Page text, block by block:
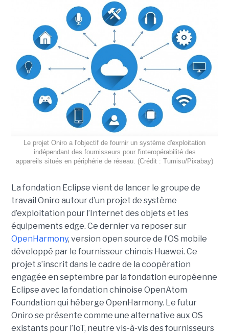
Le projet Oniro a l'objectif de fournir un système d'exploitation
indépendant des fournisseurs pour l'interopérabilité des
appareils situés en périphérie de réseau. (Crédit : Tumisu/Pixabay)
La fondation Eclipse vient de lancer le groupe de
travail Oniro autour d’un projet de système
d’exploitation pour l’Internet des objets et les
équipements edge. Ce dernier va reposer sur
OpenHarmony, version open source de l’OS mobile
développé par le fournisseur chinois Huawei. Ce
projet s’inscrit dans le cadre de la coopération
engagée en septembre par la fondation européenne
Eclipse avec la fondation chinoise OpenAtom
Foundation qui héberge OpenHarmony. Le futur
Oniro se présente comme une alternative aux OS
existants pour l’IoT, neutre vis-à-vis des fournisseurs